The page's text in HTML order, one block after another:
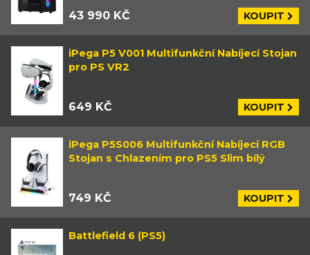
43 990 KČ KOUPIT
iPega P5 V001 Multifunkční Nabíjecí Stojan
pro PS VR2
649 KČ KOUPIT
iPega P5S006 Multifunkční Nabíjecí RGB
Stojan s Chlazením pro PS5 Slim bílý
749 KČ KOUPIT
Battlefield 6 (PS5)